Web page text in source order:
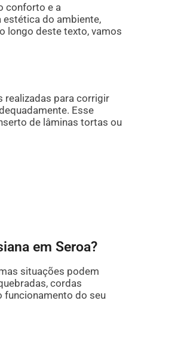
conforto e a
estética do ambiente,
longo deste texto, vamos
realizadas para corrigir
Esse
de lâminas tortas ou
em Seroa?
situações podem
cordas
funcionamento do seu